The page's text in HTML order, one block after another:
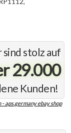
sind stolz auf
29.000
Kunden!
aps.germany ebay shop